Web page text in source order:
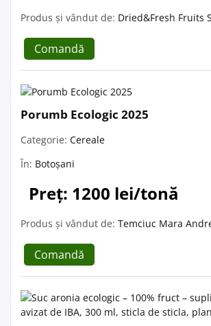
Produs și vândut de: Dried&Fresh Fruits
Comandă
Porumb Ecologic 2025
Categorie: Cereale
În: Botoșani
Preț: 1200 lei/tonă
Produs și vândut de: Temciuc Mara
Comandă